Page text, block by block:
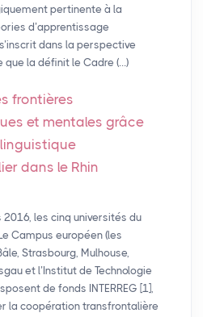
pertinente à la
d’apprentissage
dans la perspective
que la définit le Cadre (…)
frontières
et mentales grâce
dans le Rhin
2016, les cinq universités du
Campus européen (les
Strasbourg, Mulhouse,
et l’Institut de Technologie
de fonds INTERREG [1],
la coopération transfrontalière